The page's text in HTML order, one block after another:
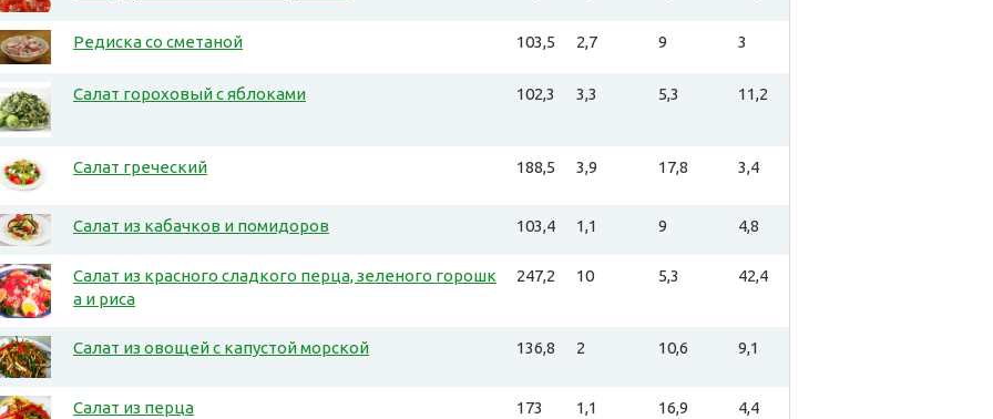
Редиска со сметаной 103,5 2,7 9 3
Салат гороховый с яблоками 102,3 3,3 5,3 11,2
Салат греческий 188,5 3,9 17,8 3,4
Салат из кабачков и помидоров 103,4 1,1 9 4,8
Салат из красного сладкого перца, зеленого горошк
а и риса
247,2 10 5,3 42,4
Салат из овощей с капустой морской 136,8 2 10,6 9,1
Салат из перца 173 1,1 16,9 4,4